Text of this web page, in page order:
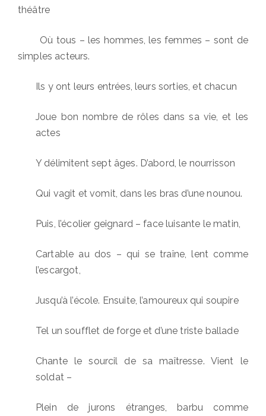
théâtre
Où tous – les hommes, les femmes – sont de
simples acteurs.
Ils y ont leurs entrées, leurs sorties, et chacun
Joue bon nombre de rôles dans sa vie, et les
actes
Y délimitent sept âges. D’abord, le nourrisson
Qui vagit et vomit, dans les bras d’une nounou.
Puis, l’écolier geignard – face luisante le matin,
Cartable au dos – qui se traîne, lent comme
l’escargot,
Jusqu’à l’école. Ensuite, l’amoureux qui soupire
Tel un soufflet de forge et d’une triste ballade
Chante le sourcil de sa maîtresse. Vient le
soldat –
Plein de jurons étranges, barbu comme